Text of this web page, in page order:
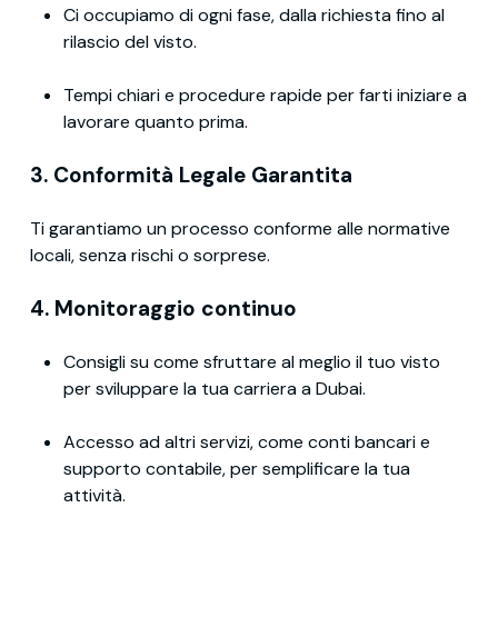
Ci occupiamo di ogni fase, dalla richiesta fino al
rilascio del visto.
Tempi chiari e procedure rapide per farti iniziare a
lavorare quanto prima.
3. Conformità Legale Garantita
Ti garantiamo un processo conforme alle normative
locali, senza rischi o sorprese.
4. Monitoraggio continuo
Consigli su come sfruttare al meglio il tuo visto
per sviluppare la tua carriera a Dubai.
Accesso ad altri servizi, come conti bancari e
supporto contabile, per semplificare la tua
attività.